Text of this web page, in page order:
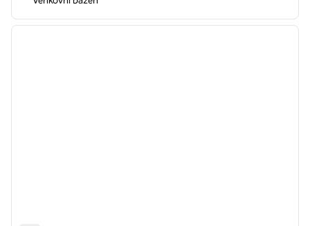
1 z 12
další